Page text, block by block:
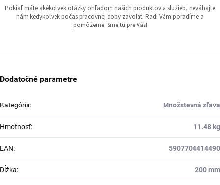
Pokiaľ máte akékoľvek otázky ohľadom našich produktov a služieb, neváhajte
nám kedykoľvek počas pracovnej doby zavolať. Radi Vám poradíme a
pomôžeme. Sme tu pre Vás!
Dodatočné parametre
Kategória: Množstevná zľava
Hmotnosť: 11.48 kg
EAN: 5907704414490
Dĺžka: 200 mm